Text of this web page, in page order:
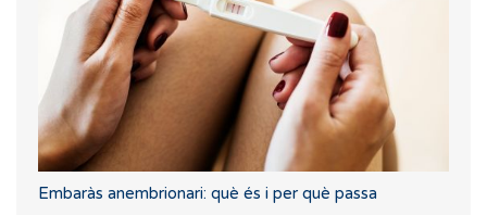
Embaràs anembrionari: què és i per què passa